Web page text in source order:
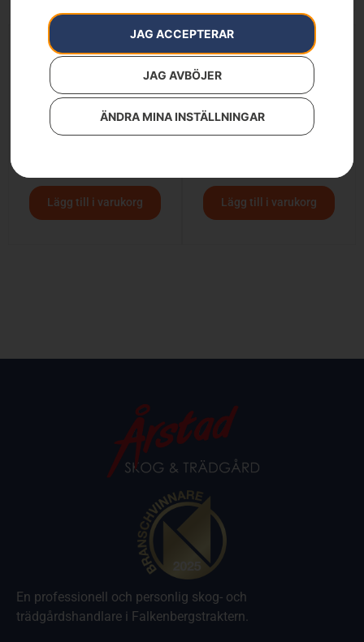
JAG ACCEPTERAR
JAG AVBÖJER
ÄNDRA MINA INSTÄLLNINGAR
KAMPANJ
Lägg till i varukorg
KAMPANJ
Lägg till i varukorg
En professionell och personlig skog- och
trädgårdshandlare i Falkenbergstraktern.